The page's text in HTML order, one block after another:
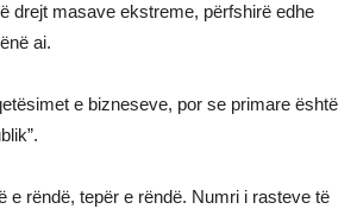
drejt masave ekstreme, përfshirë edhe
ai.
e bizneseve, por se primare është
e rëndë, tepër e rëndë. Numri i rasteve të